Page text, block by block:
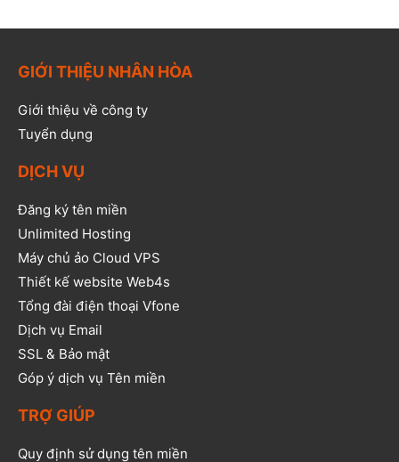
GIỚI THIỆU NHÂN HÒA
Giới thiệu về công ty
Tuyển dụng
DỊCH VỤ
Đăng ký tên miền
Unlimited Hosting
Máy chủ ảo Cloud VPS
Thiết kế website Web4s
Tổng đài điện thoại Vfone
Dịch vụ Email
SSL & Bảo mật
Góp ý dịch vụ Tên miền
TRỢ GIÚP
Quy định sử dụng tên miền